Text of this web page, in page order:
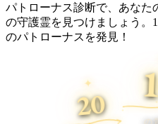
パトローナス診断で、あなた
の守護霊を見つけましょう。
のパトローナスを発見！
✦
20 の